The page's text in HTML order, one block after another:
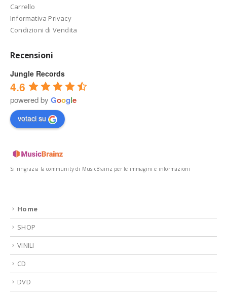
Carrello
Informativa Privacy
Condizioni di Vendita
Recensioni
Jungle Records
4.6
powered by Google
votaci su
Si ringrazia la community di MusicBrainz per le immagini e informazioni
Home
SHOP
VINILI
CD
DVD